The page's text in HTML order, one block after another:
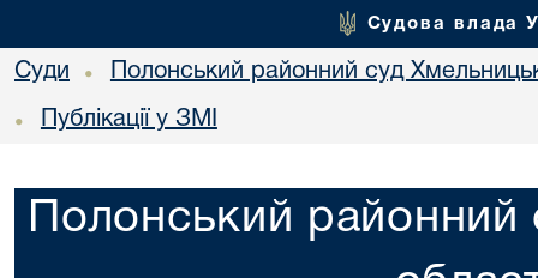
Судова влада
Суди • Полонський районний суд
• Публікації у ЗМІ
Полонський районний